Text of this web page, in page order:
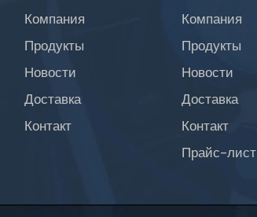
Компания
Продукты
Новости
Доставка
Контакт
Компания
Продукты
Новости
Доставка
Контакт
Прайс-лист